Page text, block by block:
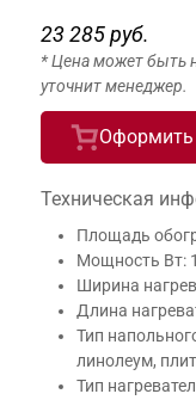
23 285 руб.
* Цена может быть
уточнит менеджер.
Оформить
Техническая
Площадь
Мощность Вт:
Ширина
Длина
Тип
линолеум,
Тип